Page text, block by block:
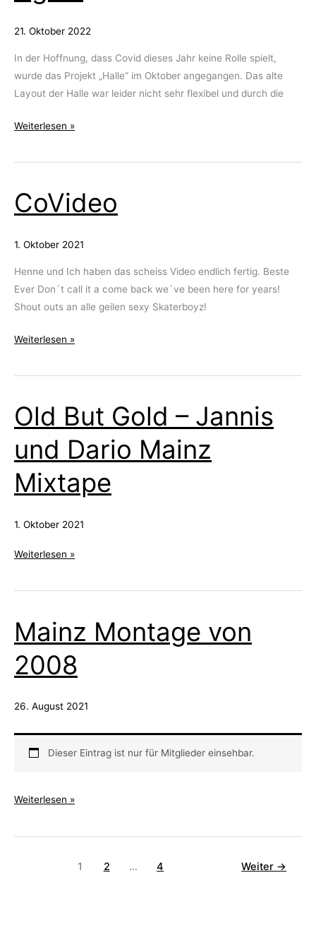
21. Oktober 2022
In der Hoffnung, dass Covid dieses Jahr keine Rolle spielt,
wurde das Projekt „Halle“ im Oktober angegangen. Das alte
Layout der Halle war leider nicht sehr flexibel und durch die
Make
Great
Weiterlesen »
CoVideo
1. Oktober 2021
Henne und Ich haben das scheiss Video endlich fertig. Beste
Ever Don´t call it a come back we´ve been here for years!
Shout outs an alle geilen sexy Skaterboyz!
CoVideo
Weiterlesen »
Old But Gold – Jannis
und Dario Mainz
Mixtape
1. Oktober 2021
Old
Gold
Jannis
und
Dario
Mainz
Weiterlesen »
Mainz Montage von
2008
26. August 2021
Dieser Eintrag ist nur für Mitglieder einsehbar.
Mainz
von
Weiterlesen »
1 2 … 4 Weiter →